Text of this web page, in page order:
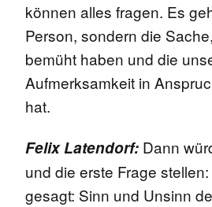
können alles fragen. Es
Person, sondern die
bemüht haben und die
Aufmerksamkeit in
hat.
Felix Latendorf: Dann
und die erste Frage
gesagt: Sinn und Unsinn